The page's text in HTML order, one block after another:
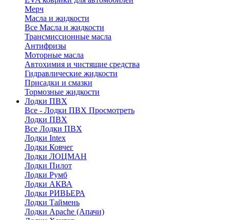
Мерч
Масла и жидкости
Все Масла и жидкости
Трансмиссионные масла
Антифризы
Моторные масла
Автохимия и чистящие средства
Гидравлические жидкости
Присадки и смазки
Тормозные жидкости
Лодки ПВХ
Все - Лодки ПВХ Просмотреть
Лодки ПВХ
Все Лодки ПВХ
Лодки Intex
Лодки Ковчег
Лодки ЛОЦМАН
Лодки Пилот
Лодки Румб
Лодки АКВА
Лодки РИВЬЕРА
Лодки Таймень
Лодки Apache (Апачи)